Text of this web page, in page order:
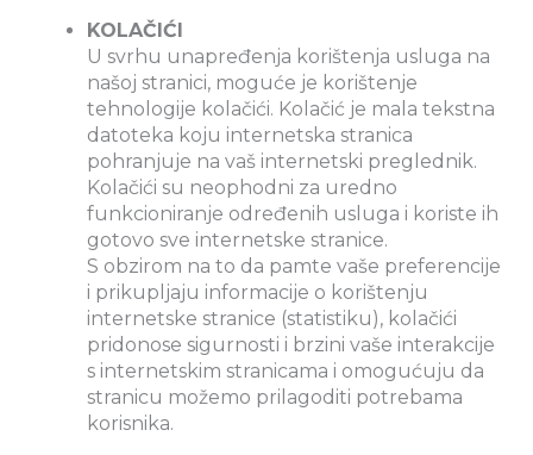
KOLAČIĆI
U svrhu unapređenja korištenja usluga na
našoj stranici, moguće je korištenje
tehnologije kolačići. Kolačić je mala tekstna
datoteka koju internetska stranica
pohranjuje na vaš internetski preglednik.
Kolačići su neophodni za uredno
funkcioniranje određenih usluga i koriste ih
gotovo sve internetske stranice.
S obzirom na to da pamte vaše preferencije
i prikupljaju informacije o korištenju
internetske stranice (statistiku), kolačići
pridonose sigurnosti i brzini vaše interakcije
s internetskim stranicama i omogućuju da
stranicu možemo prilagoditi potrebama
korisnika.